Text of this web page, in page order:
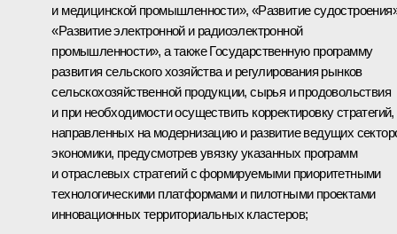
и медицинской промышленности», «Развитие
«Развитие электронной и радиоэлектронной
промышленности», а также Государственную программу
развития сельского хозяйства и регулирования рынков
сельскохозяйственной продукции, сырья и продовольствия
и при необходимости осуществить корректировку стратегий,
направленных на модернизацию и развитие ведущих
экономики, предусмотрев увязку указанных программ
и отраслевых стратегий с формируемыми приоритетными
технологическими платформами и пилотными проектами
инновационных территориальных кластеров;